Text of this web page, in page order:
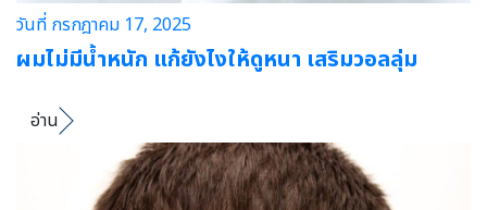
วันที่ กรกฎาคม 17, 2025
ผมไม่มีน้ำหนัก แก้ยังไงให้ดูหนา เสริมวอลลุ่ม
อ่าน